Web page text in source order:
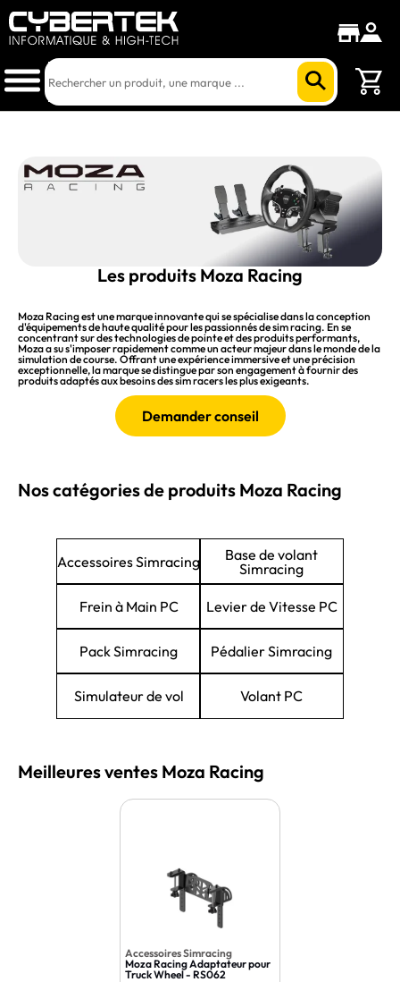
Les produits Moza Racing
Moza Racing est une marque innovante qui se spécialise dans la conception
d'équipements de haute qualité pour les passionnés de sim racing. En se
concentrant sur des technologies de pointe et des produits performants,
Moza a su s'imposer rapidement comme un acteur majeur dans le monde de la
simulation de course. Offrant une expérience immersive et une précision
exceptionnelle, la marque se distingue par son engagement à fournir des
produits adaptés aux besoins des sim racers les plus exigeants.
Demander conseil
Nos catégories de produits Moza Racing
Accessoires Simracing
Base de volant
Simracing
Frein à Main PC Levier de Vitesse PC
Pack Simracing Pédalier Simracing
Simulateur de vol Volant PC
Meilleures ventes Moza Racing
Accessoires Simracing
Moza Racing Adaptateur pour
Truck Wheel - RS062